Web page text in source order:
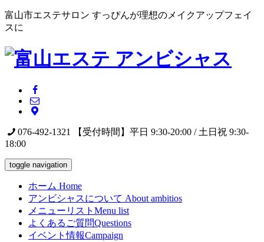
富山市エステサロン すっぴんが理想のメイクアップフェイ
スに
076-492-1321
【受付時間】平日 9:30-20:00 / 土日祝 9:30-
18:00
toggle navigation
ホーム Home
アンビシャスについて About ambitios
メニューリスト Menu list
よくあるご質問Questions
イベント情報Campaign